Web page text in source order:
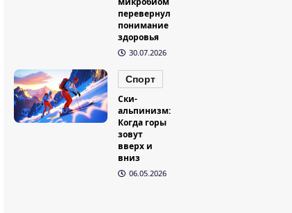
перевернул
понимание
здоровья
30.07.2026
Спорт
Ски-
альпинизм:
Когда горы
зовут
вверх и
вниз
06.05.2026